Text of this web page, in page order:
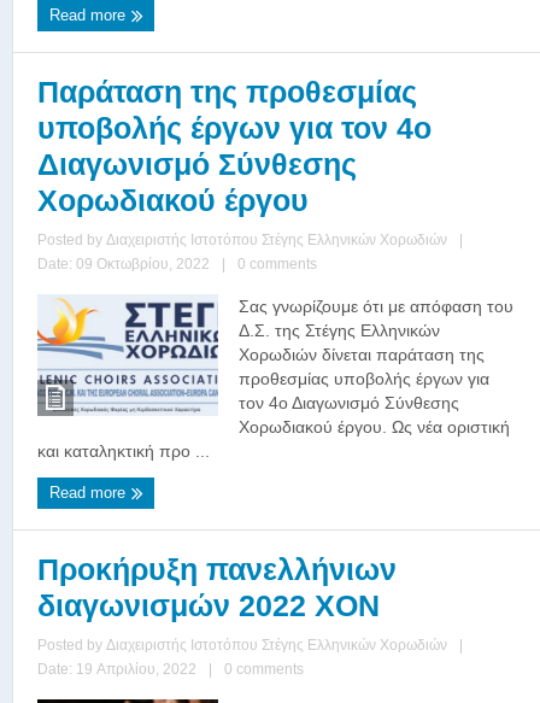
Read more
Παράταση της προθεσμίας
υποβολής έργων για τον 4ο
Διαγωνισμό Σύνθεσης
Χορωδιακού έργου
Posted by Διαχειριστής Ιστοτόπου Στέγης Ελληνικών Χορωδιών
|
Date: 09 Οκτωβρίου, 2022
| 0 comments
Σας γνωρίζουμε ότι με απόφαση του
Δ.Σ. της Στέγης Ελληνικών
Χορωδιών δίνεται παράταση της
προθεσμίας υποβολής έργων για
τoν 4ο Διαγωνισμό Σύνθεσης
Χορωδιακού έργου. Ως νέα οριστική
και καταληκτική προ ...
Read more
Προκήρυξη πανελλήνιων
διαγωνισμών 2022 XON
Posted by Διαχειριστής Ιστοτόπου Στέγης Ελληνικών Χορωδιών
|
Date: 19 Απριλίου, 2022
| 0 comments